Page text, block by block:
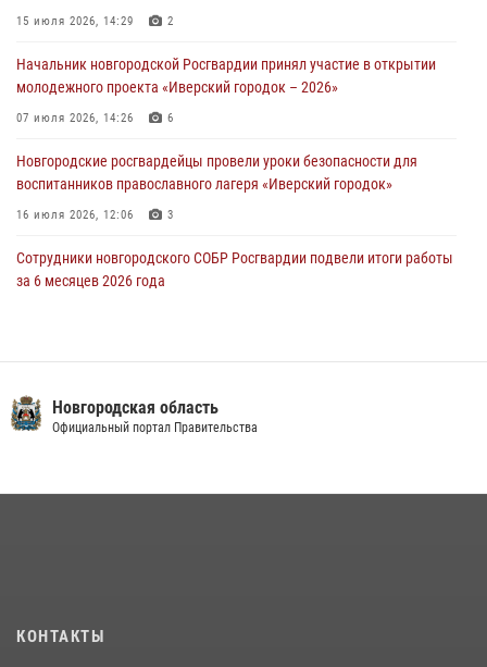
Новгородские росгвардейцы задержали мужчину
Телесюжет в программе "Новгородское областное телевидение.
Новости часа." от 29 июля 2026 года. Новгородские призывники
29 июля 2026, 12:54 1
15 июля 2026, 14:29 2
Начальник новгородской Росгвардии принял участие в открытии
молодежного проекта «Иверский городок – 2026»
07 июля 2026, 14:26 6
Новгородские росгвардейцы провели уроки безопасности для
воспитанников православного лагеря «Иверский городок»
16 июля 2026, 12:06 3
Сотрудники новгородского СОБР Росгвардии подвели итоги работы
за 6 месяцев 2026 года
08 июля 2026, 13:48 3
медицине
Новгородская область
Официальный портал Правительства
КОНТАКТЫ